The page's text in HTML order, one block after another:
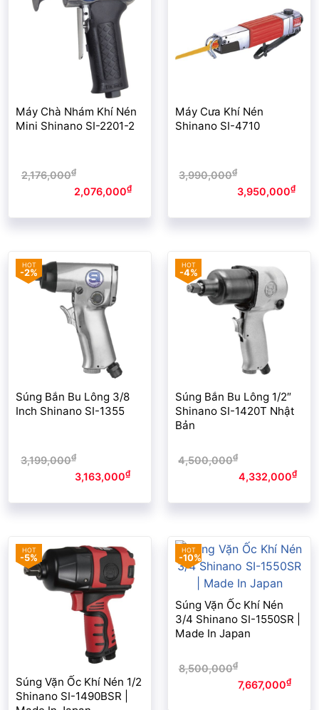
Máy Chà Nhám Khí Nén
Mini Shinano SI-2201-2
2,176,000₫
2,076,000₫Giá
Máy Cưa Khí Nén
Shinano SI-4710
3,990,000₫
3,950,000₫Giá
-2%
Súng Bắn Bu Lông 3/8
Inch Shinano SI-1355
3,199,000₫
3,163,000₫Giá
-4%
Súng Bắn Bu Lông 1/2″
Shinano SI-1420T Nhật
Bản
4,500,000₫
4,500,000₫.4,332,000₫Giá
-5%
Súng Vặn Ốc Khí Nén 1/2
Shinano SI-1490BSR |
-10%
Súng Vặn Ốc Khí Nén
3/4 Shinano SI-1550SR |
Made In Japan
8,500,000₫
8,500,000₫.7,667,000₫Giá